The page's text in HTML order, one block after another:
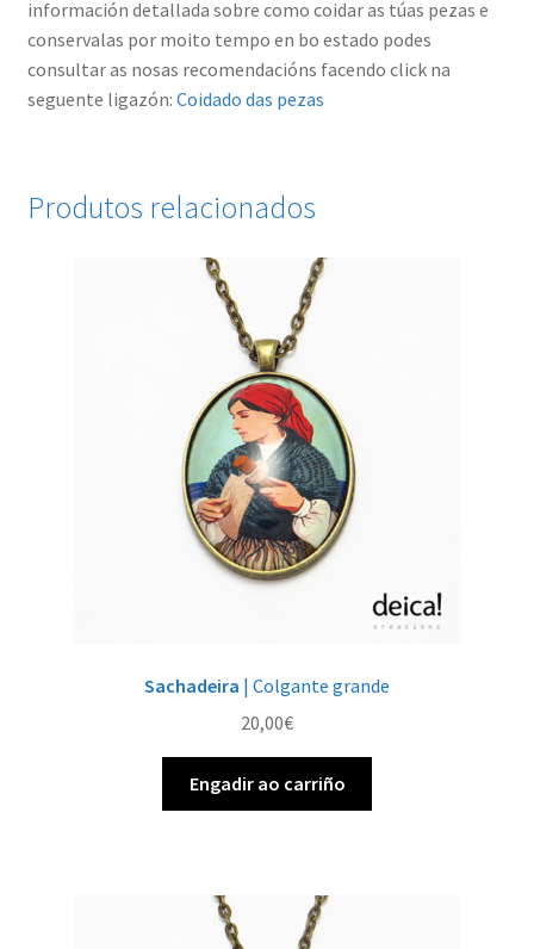
información detallada sobre como coidar as túas pezas e
conservalas por moito tempo en bo estado podes
consultar as nosas recomendacións facendo click na
seguente ligazón: Coidado das pezas
Produtos relacionados
Sachadeira | Colgante grande
20,00€
Engadir ao carriño